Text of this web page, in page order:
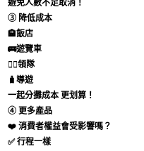
避免人數不足取消！
③ 降低成本
🏨飯店
🚌遊覽車
👨‍✈️領隊
🧳導遊
一起分攤成本 更划算！
④ 更多產品
❤️ 消費者權益會受影響嗎？
✅ 行程一樣